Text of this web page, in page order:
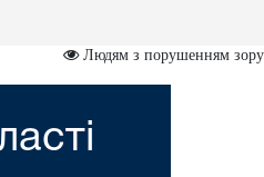
Людям з порушенням зору